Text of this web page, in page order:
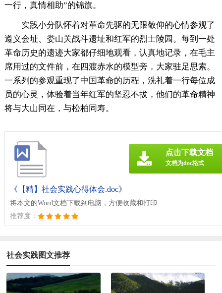
一行，真情相助”的锦旗。
实践小分队怀着对革命先驱的无限敬仰的心情参观了
遵义会址、娄山关战斗遗址和红军的烈士陵园。每到一处
革命历史的遗迹大家都仔细地观看，认真地记录，在毛主
席用过的文件前，在四渡赤水的模型旁，大家驻足思索。
一系列的参观重现了中国革命的历程，洗礼着一行每位成
员的心灵，体验着当年红军的坚忍不拔，他们的革命精神
将与大山同在，与松柏同寿。
《【精】社会实践心得体会.doc》
将本文的Word文档下载到电脑，方便收藏和打印
推荐度：
点击下载文档
文档为doc格式
社会实践图文推荐